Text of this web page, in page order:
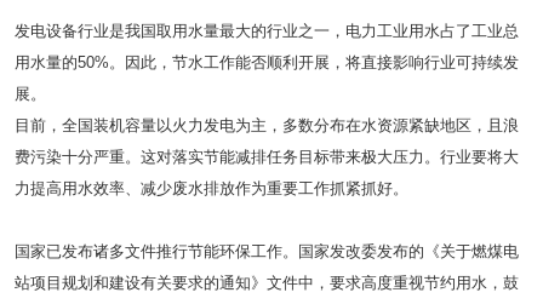
发电设备行业是我国取用水量最大的行业之一，电力工业用水占了工业总
用水量的50%。因此，节水工作能否顺利开展，将直接影响行业可持续发
展。
目前，全国装机容量以火力发电为主，多数分布在水资源紧缺地区，且浪
费污染十分严重。这对落实节能减排任务目标带来极大压力。行业要将大
力提高用水效率、减少废水排放作为重要工作抓紧抓好。
国家已发布诸多文件推行节能环保工作。国家发改委发布的《关于燃煤电
站项目规划和建设有关要求的通知》文件中，要求高度重视节约用水，鼓